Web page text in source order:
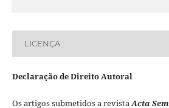
LICENÇA
Declaração de Direito Autoral
Os artigos submetidos a revistaActa